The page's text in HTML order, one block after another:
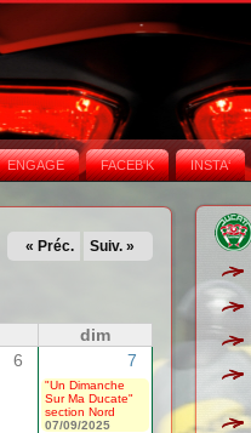
ENGAGE FACEB'K INSTA‘
« Préc. Suiv. »
dim
6 7
"Un Dimanche
Sur Ma Ducate"
section Nord
07/09/2025